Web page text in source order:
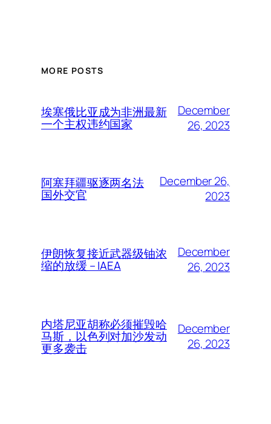
MORE POSTS
埃塞俄比亚成为非洲最新
一个主权违约国家
December
26, 2023
阿塞拜疆驱逐两名法
国外交官
December 26,
2023
伊朗恢复接近武器级铀浓
缩的放缓 – IAEA
December
26, 2023
内塔尼亚胡称必须摧毁哈
马斯，以色列对加沙发动
更多袭击
December
26, 2023